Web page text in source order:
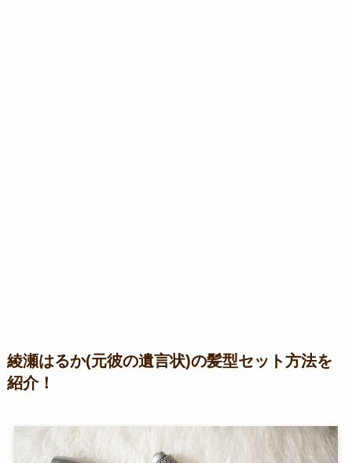
綾瀬はるか(元彼の遺言状)の髪型セット方法を
紹介！